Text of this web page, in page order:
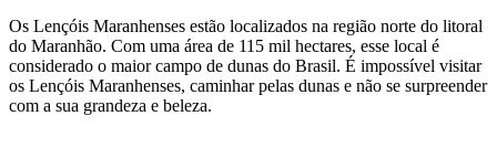
Os Lençóis Maranhenses estão localizados na região norte do litoral
do Maranhão. Com uma área de 115 mil hectares, esse local é
considerado o maior campo de dunas do Brasil. É impossível visitar
os Lençóis Maranhenses, caminhar pelas dunas e não se surpreender
com a sua grandeza e beleza.